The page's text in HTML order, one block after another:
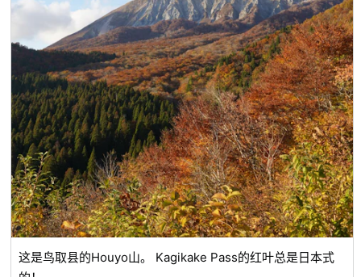
这是鸟取县的Houyo山。 Kagikake Pass的红叶总是日本式